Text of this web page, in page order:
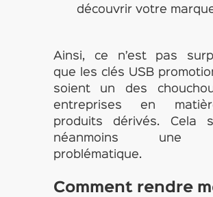
découvrir votre
Ainsi, ce n’est pas
que les clés USB
soient un des
entreprises en
produits dérivés. Cela
néanmoins une
problématique.
Comment rendre